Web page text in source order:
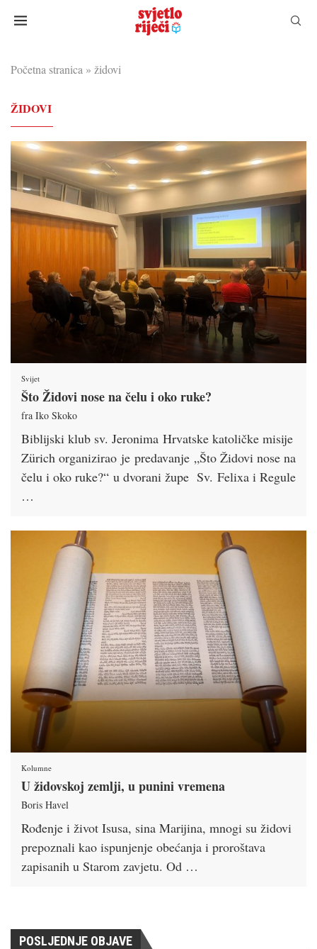
Početna stranica » židovi
ŽIDOVI
Svijet
Što Židovi nose na čelu i oko ruke?
fra Iko Skoko
Biblijski klub sv. Jeronima Hrvatske katoličke misije
Zürich organizirao je predavanje „Što Židovi nose na
čelu i oko ruke?“ u dvorani župe Sv. Felixa i Regule
…
Kolumne
U židovskoj zemlji, u punini vremena
Boris Havel
Rođenje i život Isusa, sina Marijina, mnogi su židovi
prepoznali kao ispunjenje obećanja i proroštava
zapisanih u Starom zavjetu. Od …
POSLJEDNJE OBJAVE